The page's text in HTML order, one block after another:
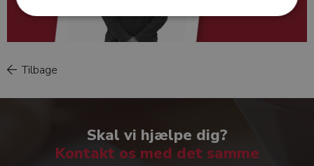
Tilbage
Skal vi hjælpe dig?
Kontakt os med det samme